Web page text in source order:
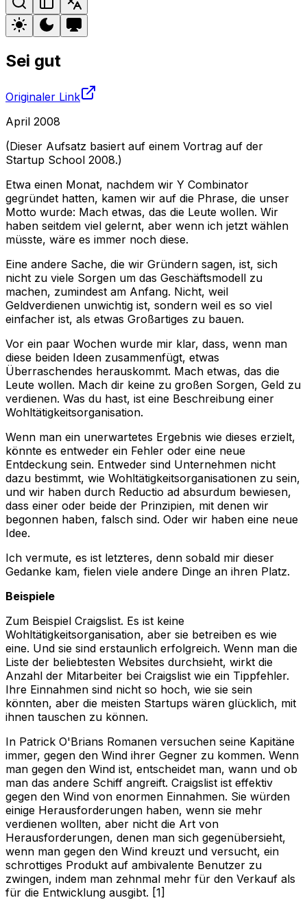
Sei gut
Originaler Link
April 2008
(Dieser Aufsatz basiert auf einem Vortrag auf der
Startup School 2008.)
Etwa einen Monat, nachdem wir Y Combinator
gegründet hatten, kamen wir auf die Phrase, die unser
Motto wurde: Mach etwas, das die Leute wollen. Wir
haben seitdem viel gelernt, aber wenn ich jetzt wählen
müsste, wäre es immer noch diese.
Eine andere Sache, die wir Gründern sagen, ist, sich
nicht zu viele Sorgen um das Geschäftsmodell zu
machen, zumindest am Anfang. Nicht, weil
Geldverdienen unwichtig ist, sondern weil es so viel
einfacher ist, als etwas Großartiges zu bauen.
Vor ein paar Wochen wurde mir klar, dass, wenn man
diese beiden Ideen zusammenfügt, etwas
Überraschendes herauskommt. Mach etwas, das die
Leute wollen. Mach dir keine zu großen Sorgen, Geld zu
verdienen. Was du hast, ist eine Beschreibung einer
Wohltätigkeitsorganisation.
Wenn man ein unerwartetes Ergebnis wie dieses erzielt,
könnte es entweder ein Fehler oder eine neue
Entdeckung sein. Entweder sind Unternehmen nicht
dazu bestimmt, wie Wohltätigkeitsorganisationen zu sein,
und wir haben durch Reductio ad absurdum bewiesen,
dass einer oder beide der Prinzipien, mit denen wir
begonnen haben, falsch sind. Oder wir haben eine neue
Idee.
Ich vermute, es ist letzteres, denn sobald mir dieser
Gedanke kam, fielen viele andere Dinge an ihren Platz.
Beispiele
Zum Beispiel Craigslist. Es ist keine
Wohltätigkeitsorganisation, aber sie betreiben es wie
eine. Und sie sind erstaunlich erfolgreich. Wenn man die
Liste der beliebtesten Websites durchsieht, wirkt die
Anzahl der Mitarbeiter bei Craigslist wie ein Tippfehler.
Ihre Einnahmen sind nicht so hoch, wie sie sein
könnten, aber die meisten Startups wären glücklich, mit
ihnen tauschen zu können.
In Patrick O'Brians Romanen versuchen seine Kapitäne
immer, gegen den Wind ihrer Gegner zu kommen. Wenn
man gegen den Wind ist, entscheidet man, wann und ob
man das andere Schiff angreift. Craigslist ist effektiv
gegen den Wind von enormen Einnahmen. Sie würden
einige Herausforderungen haben, wenn sie mehr
verdienen wollten, aber nicht die Art von
Herausforderungen, denen man sich gegenübersieht,
wenn man gegen den Wind kreuzt und versucht, ein
schrottiges Produkt auf ambivalente Benutzer zu
zwingen, indem man zehnmal mehr für den Verkauf als
für die Entwicklung ausgibt. [1]